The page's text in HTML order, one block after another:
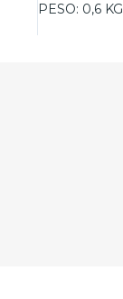
PESO: 0,6 KG